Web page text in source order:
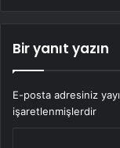
Bir yanıt yazın
E-posta adresiniz
işaretlenmişlerdir